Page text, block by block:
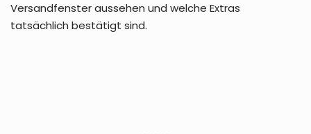
Versandfenster aussehen und welche Extras
tatsächlich bestätigt sind.